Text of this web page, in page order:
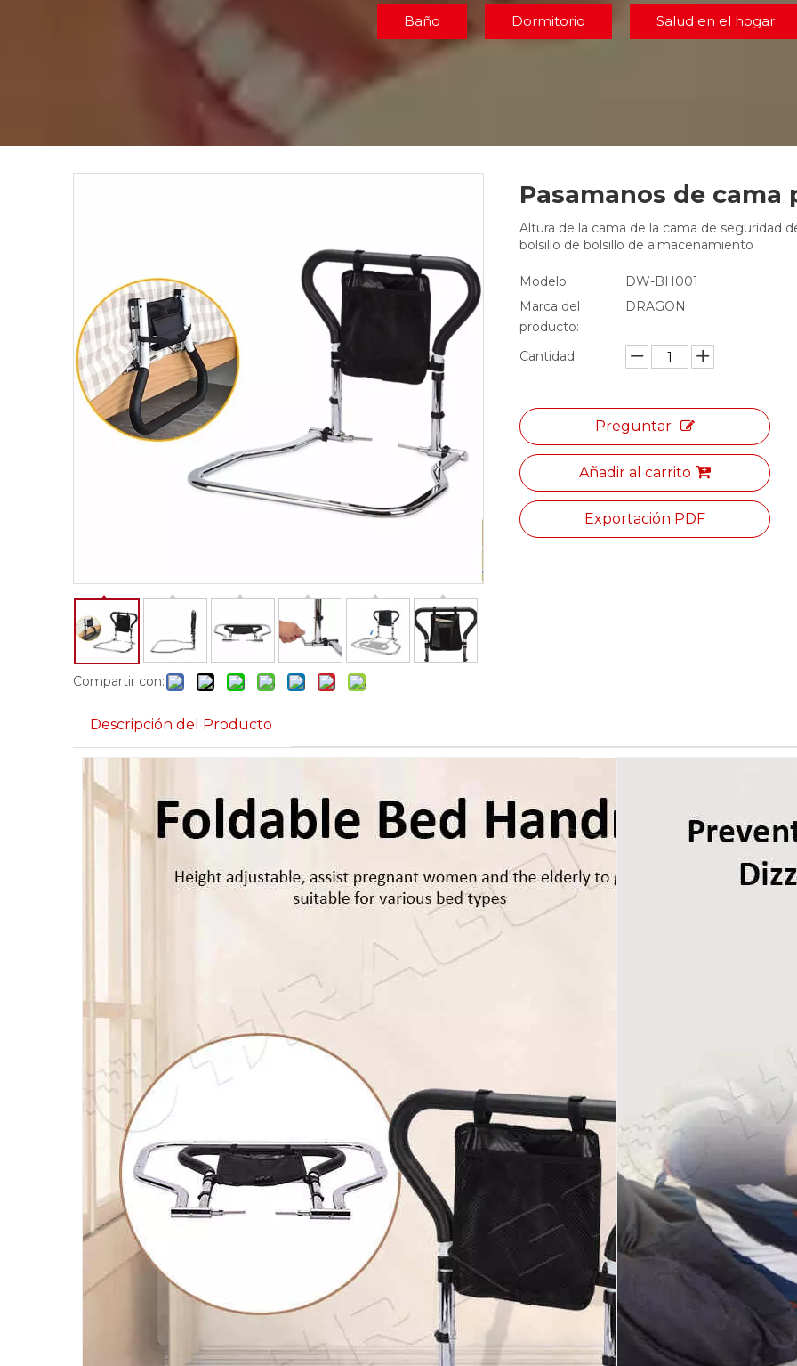
Baño Dormitorio Salud en el hogar
Compartir con:
Pasamanos de cama
Altura de la cama de la cama de seguridad
bolsillo de bolsillo de almacenamiento
Modelo:
DW-BH001
Marca del
producto:
DRAGON
Cantidad:
Preguntar
Añadir al carrito
Exportación PDF
Descripción del Producto